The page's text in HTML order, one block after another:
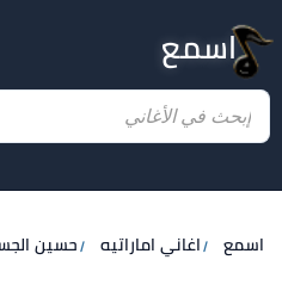
اسمع
اسمع اغاني اماراتيه حسين